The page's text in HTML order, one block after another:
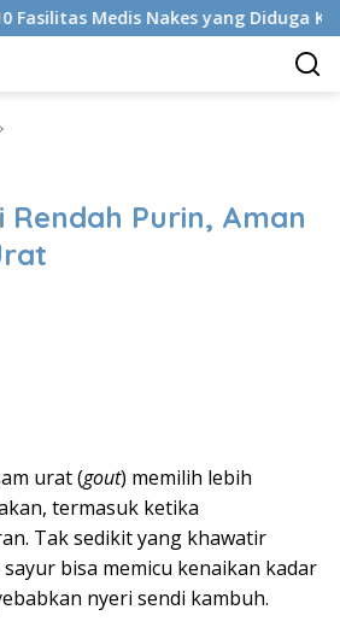
Nakes yang Diduga Komentar
Rendah Purin, Aman
urat (gout) memilih lebih
termasuk ketika
Tak sedikit yang khawatir
bisa memicu kenaikan kadar
nyeri sendi kambuh.